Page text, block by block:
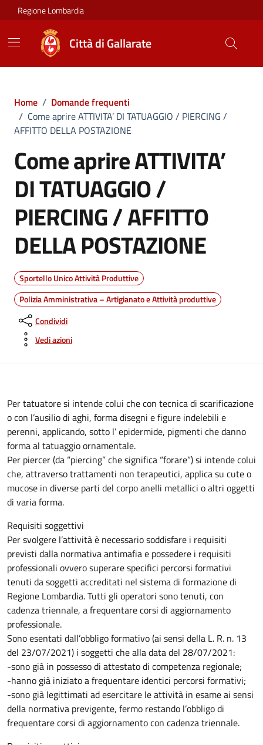
Vai ai contenuti
Vai al footer
Regione Lombardia
Città di Gallarate
Home / Domande frequenti
/ Come aprire ATTIVITA’ DI TATUAGGIO / PIERCING /
AFFITTO DELLA POSTAZIONE
Come aprire ATTIVITA’
DI TATUAGGIO /
PIERCING / AFFITTO
DELLA POSTAZIONE
Sportello Unico Attività Produttive
Polizia Amministrativa – Artigianato e Attività produttive
Condividi
Vedi azioni
Per tatuatore si intende colui che con tecnica di scarificazione
o con l’ausilio di aghi, forma disegni e figure indelebili e
perenni, applicando, sotto l’ epidermide, pigmenti che danno
forma al tatuaggio ornamentale.
Per piercer (da “piercing” che significa “forare”) si intende colui
che, attraverso trattamenti non terapeutici, applica su cute o
mucose in diverse parti del corpo anelli metallici o altri oggetti
di varia forma.
Requisiti soggettivi
Per svolgere l’attività è necessario soddisfare i requisiti
previsti dalla normativa antimafia e possedere i requisiti
professionali ovvero superare specifici percorsi formativi
tenuti da soggetti accreditati nel sistema di formazione di
Regione Lombardia. Tutti gli operatori sono tenuti, con
cadenza triennale, a frequentare corsi di aggiornamento
professionale.
Sono esentati dall’obbligo formativo (ai sensi della L. R. n. 13
del 23/07/2021) i soggetti che alla data del 28/07/2021:
-sono già in possesso di attestato di competenza regionale;
-hanno già iniziato a frequentare identici percorsi formativi;
-sono già legittimati ad esercitare le attività in esame ai sensi
della normativa previgente, fermo restando l’obbligo di
frequentare corsi di aggiornamento con cadenza triennale.